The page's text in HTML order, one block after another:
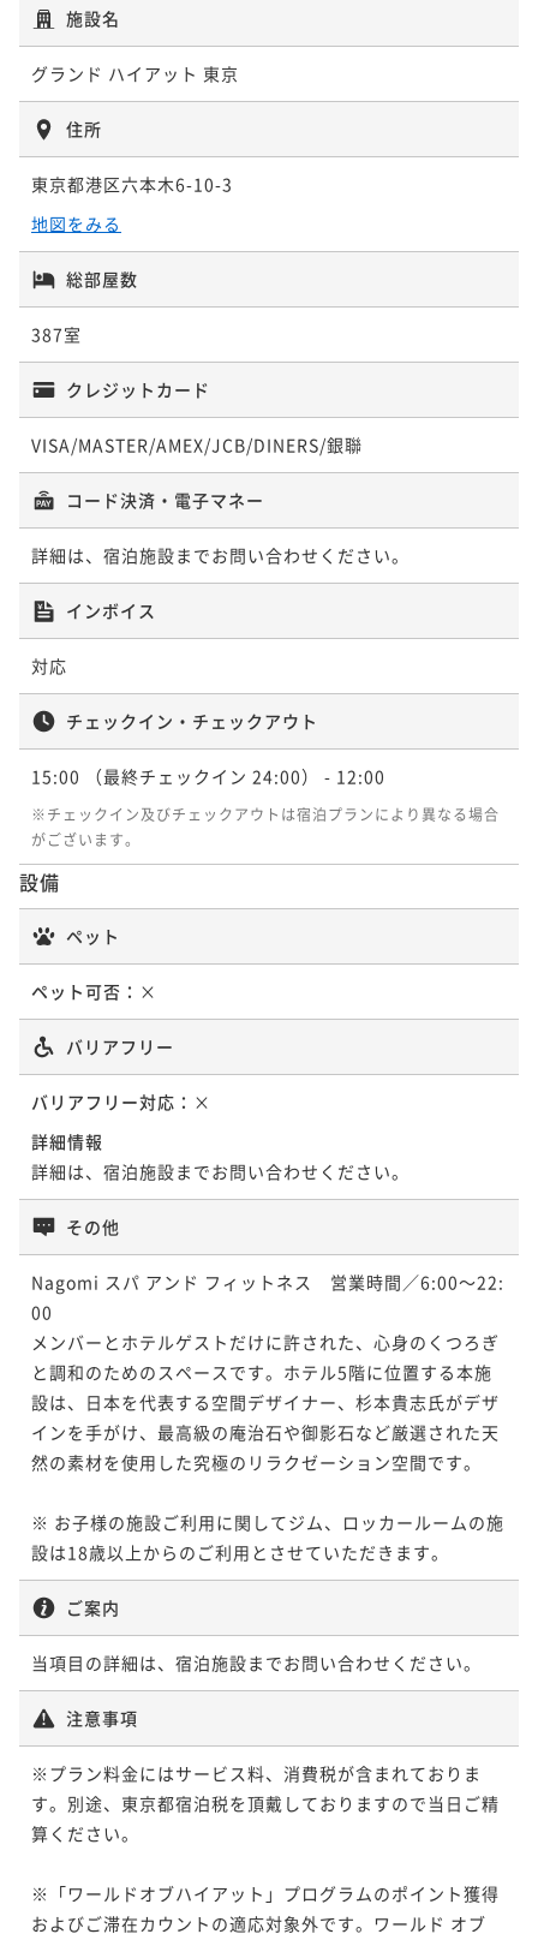
施設名
グランド ハイアット 東京
住所
東京都港区六本木6-10-3
地図をみる
総部屋数
387室
クレジットカード
VISA/MASTER/AMEX/JCB/DINERS/銀聯
コード決済・電子マネー
詳細は、宿泊施設までお問い合わせください。
インボイス
対応
チェックイン・チェックアウト
15:00 （最終チェックイン 24:00） - 12:00
※チェックイン及びチェックアウトは宿泊プランにより異なる場合
がございます。
設備
ペット
ペット可否： ×
バリアフリー
バリアフリー対応： ×
詳細情報
詳細は、宿泊施設までお問い合わせください。
その他
Nagomi スパ アンド フィットネス　営業時間／6:00～22:
00
メンバーとホテルゲストだけに許された、心身のくつろぎ
と調和のためのスペースです。ホテル5階に位置する本施
設は、日本を代表する空間デザイナー、杉本貴志氏がデザ
インを手がけ、最高級の庵治石や御影石など厳選された天
然の素材を使用した究極のリラクゼーション空間です。
※ お子様の施設ご利用に関してジム、ロッカールームの施
設は18歳以上からのご利用とさせていただきます。
ご案内
当項目の詳細は、宿泊施設までお問い合わせください。
注意事項
※プラン料金にはサービス料、消費税が含まれておりま
す。別途、東京都宿泊税を頂戴しておりますので当日ご精
算ください。
※「ワールドオブハイアット」プログラムのポイント獲得
およびご滞在カウントの適応対象外です。ワールド オブ